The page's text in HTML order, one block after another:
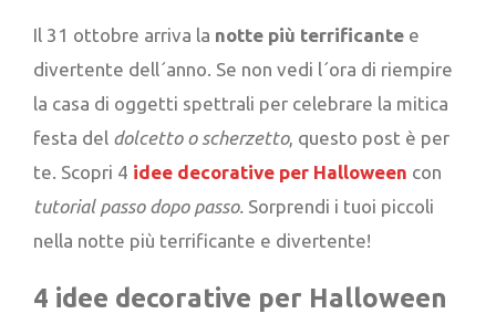
Il 31 ottobre arriva la notte più terrificante e
divertente dell´anno. Se non vedi l´ora di riempire
la casa di oggetti spettrali per celebrare la mitica
festa del dolcetto o scherzetto, questo post è per
te. Scopri 4 idee decorative per Halloween con
tutorial passo dopo passo. Sorprendi i tuoi piccoli
nella notte più terrificante e divertente!
4 idee decorative per Halloween